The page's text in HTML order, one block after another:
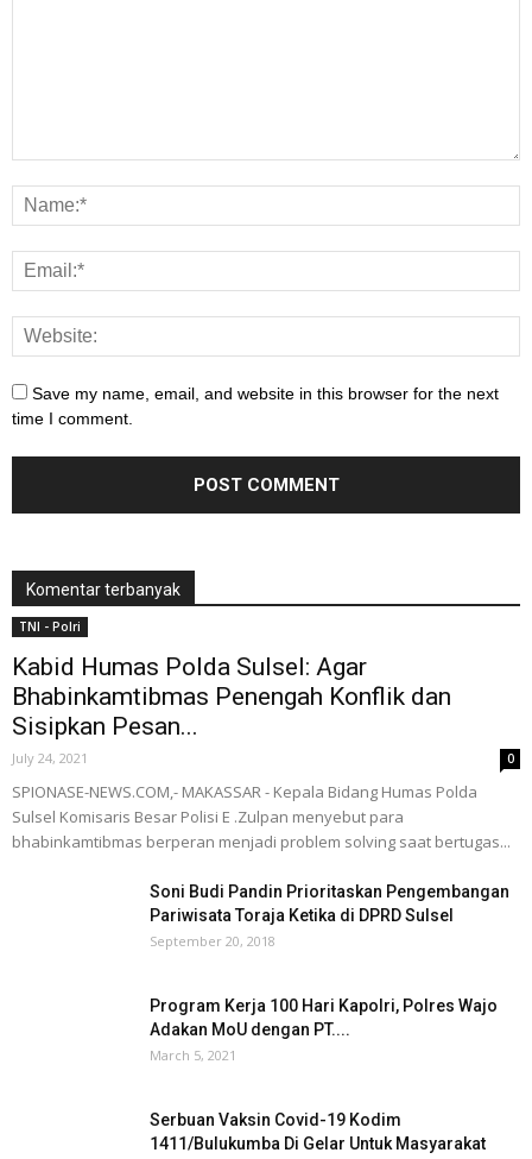
Save my name, email, and website in this browser for the next
time I comment.
Komentar terbanyak
TNI - Polri
Kabid Humas Polda Sulsel: Agar
Bhabinkamtibmas Penengah Konflik dan
Sisipkan Pesan...
July 24, 2021 0
SPIONASE-NEWS.COM,- MAKASSAR - Kepala Bidang Humas Polda
Sulsel Komisaris Besar Polisi E .Zulpan menyebut para
bhabinkamtibmas berperan menjadi problem solving saat bertugas...
Soni Budi Pandin Prioritaskan Pengembangan
Pariwisata Toraja Ketika di DPRD Sulsel
September 20, 2018
Program Kerja 100 Hari Kapolri, Polres Wajo
Adakan MoU dengan PT....
March 5, 2021
Serbuan Vaksin Covid-19 Kodim
1411/Bulukumba Di Gelar Untuk Masyarakat